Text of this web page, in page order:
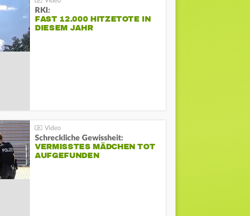
RKI:
FAST 12.000 HITZETOTE IN
DIESEM JAHR
Schreckliche Gewissheit:
VERMISSTES MÄDCHEN TOT
AUFGEFUNDEN